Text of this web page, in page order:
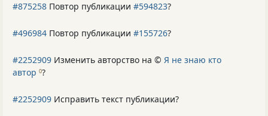
#875258 Повтор публикации #594823?
#496984 Повтор публикации #155726?
#2252909 Изменить авторство на © Я не знаю кто
автор 0?
#2252909 Исправить текст публикации?